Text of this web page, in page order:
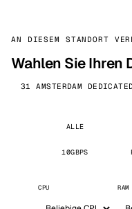
AN DIESEM STANDORT
Wahlen Sie Ihren
31 AMSTERDAM
ALLE
10GBPS
CPU RAM